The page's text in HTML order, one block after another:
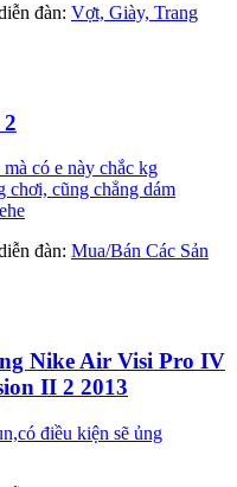
đàn: Vợt, Giày, Trang
có e này chắc kg
chơi, cũng chẳng dám
đàn: Mua/Bán Các Sản
Nike Air Visi Pro IV
II 2 2013
điều kiện sẽ ủng